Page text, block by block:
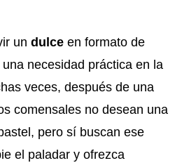
un dulce en formato de
necesidad práctica en la
veces, después de una
comensales no desean una
pero sí buscan ese
el paladar y ofrezca